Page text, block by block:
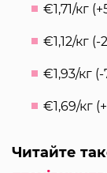
€1,71/кг
€1,12/кг (-
€1,93/кг
€1,69/кг
Читайте